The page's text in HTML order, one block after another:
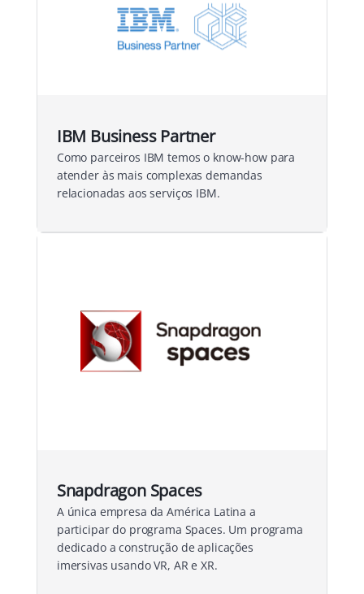
IBM Business Partner
Como parceiros IBM temos o know-how para
atender às mais complexas demandas
relacionadas aos serviços IBM.
Snapdragon Spaces
A única empresa da América Latina a
participar do programa Spaces. Um programa
dedicado a construção de aplicações
imersivas usando VR, AR e XR.